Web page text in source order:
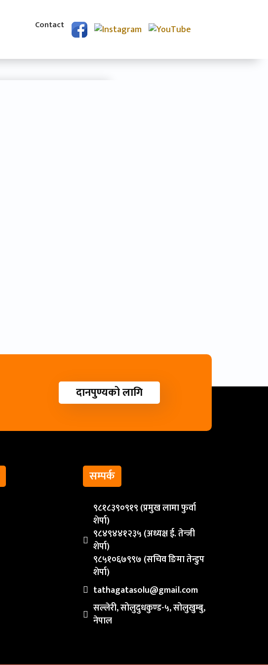
Contact
दानपुण्यको लागि
सम्पर्क
९८१८३९०९१९ (प्रमुख लामा फुर्वा
शेर्पा)
९८४९४४१२३५ (अध्यक्ष ई. तेन्जी
शेर्पा)
९८५१०६७९९७ (सचिव ङिमा तेन्डुप
शेर्पा)
tathagatasolu@gmail.com
सल्लेरी, सोलुदुधकुण्ड-५, सोलुखुम्बु,
नेपाल